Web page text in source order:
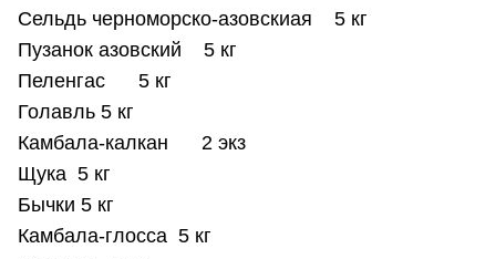
Сельдь черноморско-азовскиая 5 кг
Пузанок азовский 5 кг
Пеленгас 5 кг
Голавль 5 кг
Камбала-калкан 2 экз
Щука 5 кг
Бычки 5 кг
Камбала-глосса 5 кг